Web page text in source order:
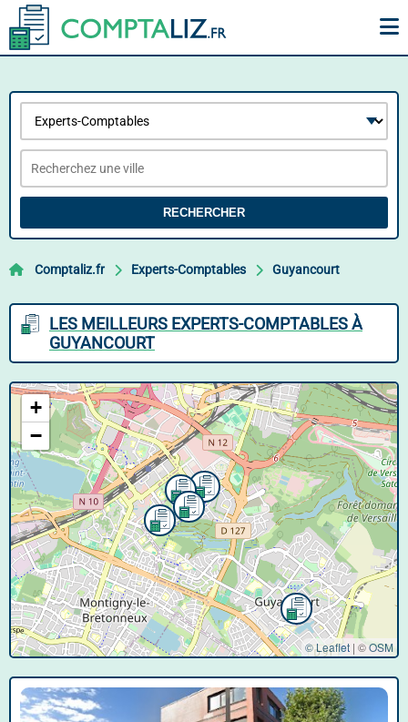
RECHERCHER
Comptaliz.fr Experts-Comptables Guyancourt
LES MEILLEURS EXPERTS-COMPTABLES À
GUYANCOURT
+
−
© Leaflet | ©OSM